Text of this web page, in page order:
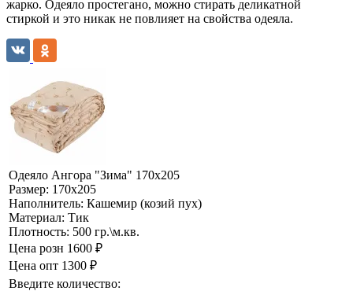
жарко. Одеяло простегано, можно стирать деликатной
стиркой и это никак не повлияет на свойства одеяла.
Одеяло Ангора "Зима" 170х205
Размер: 170х205
Наполнитель: Кашемир (козий пух)
Материал: Тик
Плотность: 500 гр.\м.кв.
Цена розн 1600 ₽
Цена опт 1300 ₽
Введите количество: